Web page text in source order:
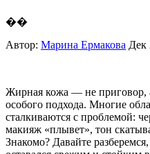
��
Автор: Марина Ермакова Дек
Жирная кожа — не приговор,
особого подхода. Многие
сталкиваются с проблемой:
макияж «плывет», тон
Знакомо? Давайте